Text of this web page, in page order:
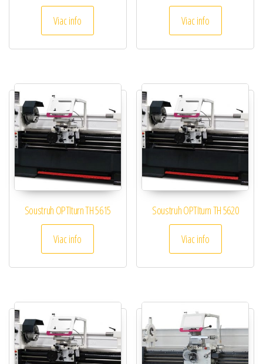
Viac info Viac info
Soustruh OPTIturn TH 5615
Viac info
Soustruh OPTIturn TH 5620
Viac info